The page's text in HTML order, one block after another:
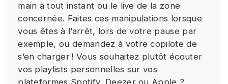
main à tout instant ou le live de la zone
concernée. Faites ces manipulations lorsque
vous êtes à l’arrêt, lors de votre pause par
exemple, ou demandez à votre copilote de
s’en charger ! Vous souhaitez plutôt écouter
vos playlists personnelles sur vos